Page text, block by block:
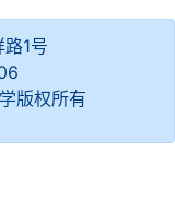
1号
版权所有